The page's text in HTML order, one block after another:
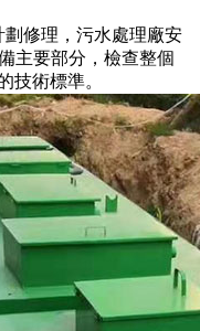
修理，污水處理廠安
主要部分，檢查整個
技術標準。